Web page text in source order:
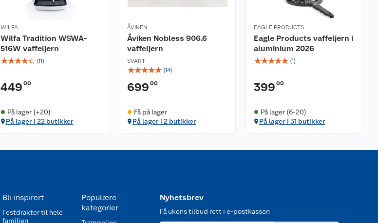
WILFA
Wilfa Tradition WSWA-
516W vaffeljern
☆☆☆☆☆ (11)
449 00
På lager (+20)
På lager i 22 butikker
ÅVIKEN
Åviken Nobless 906.6
vaffeljern
SVART
☆☆☆☆☆ (14)
699 00
Få på lager
På lager i 2 butikker
EAGLE PRODUCTS
Eagle Products vaffeljern i
aluminium 2026
☆☆☆☆☆ (1)
399 00
På lager (6-20)
På lager i 31 butikker
Bli inspirert
Festdrakter til hele
familien
Populære
kategorier
Nyhetsbrev
Få ukens tilbud rett i e-postkassen